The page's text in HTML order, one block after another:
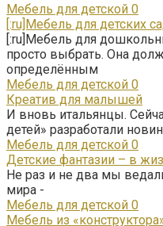
Мебель для детской 0
[:ru]Мебель для детских
[:ru]Мебель для
просто выбрать. Она
определённым
Мебель для детской 0
Креатив для малышей
И вновь итальянцы.
детей» разработали
Мебель для детской 0
Детские фантазии – в
Не раз и не два мы
мира -
Мебель для детской 0
Мебель из